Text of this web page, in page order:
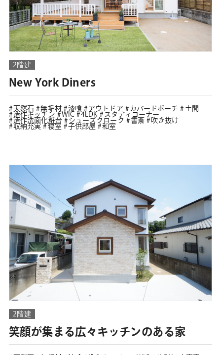
2階建
New York Diners
天然石 無垢材 漆喰 アウトドア カバードポーチ
土間
造作キッチン
WIC 4LDK
スタディコーナー
造作洗面化粧台
シューズクローク 書斎
吹き抜け
収納充実
寝室 子供部屋 和室
2階建
笑顔が集まる広々キッチンのある家